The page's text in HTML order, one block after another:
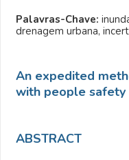
Palavras-Chave:
drenagem urbana,
An expedited
with people
ABSTRACT